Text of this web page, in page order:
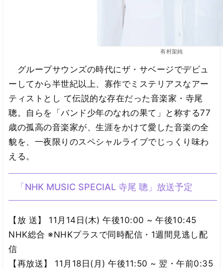
有村架純
グループサウンズの時代にザ・サベージでデビュ
ーしてから半世紀以上、寡作でミステリアスなアー
ティストとし て伝説的な存在だった音楽家・寺尾
聰。自らを「バンド少年のなれの果て」と称する77
歳の孤高の音楽家が、生涯をかけて愛した音楽の全
貌を、一夜限りのスペシャルライブでじっくり味わ
える。
「NHK MUSIC SPECIAL 寺尾 聰」放送予定
【放 送】 11月14日(木) 午後10:00 ~ 午後10:45
NHK総合 ※NHKプラスで同時配信・1週間見逃し配
信
【再放送】 11月18日(月) 午後11:50 ~ 翌・午前0:35